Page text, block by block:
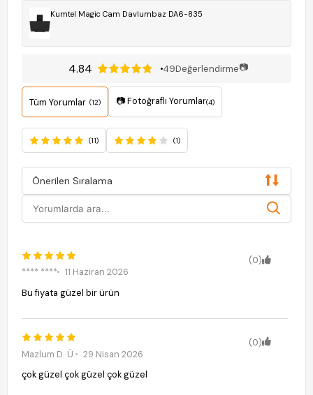
Kumtel Magic Cam Davlumbaz DA6-835
4.84 49Değerlendirme📷
Tüm Yorumlar (12) 📷 Fotoğraflı Yorumlar(4)
(11) (1)
Önerilen Sıralama
(0)
**** ****
11 Haziran 2026
Bu fiyata güzel bir ürün
(0)
Mazlum D. Ü.
29 Nisan 2026
çok güzel çok güzel çok güzel